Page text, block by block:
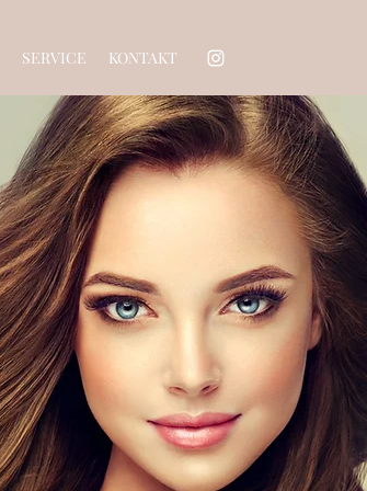
SERVICE KONTAKT